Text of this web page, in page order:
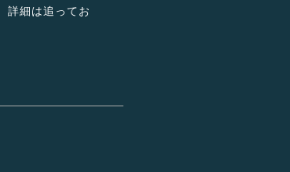
詳細は追ってお